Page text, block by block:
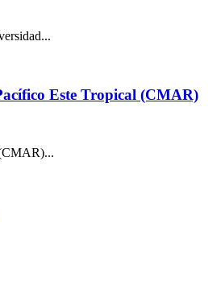
Este Tropical (CMAR)